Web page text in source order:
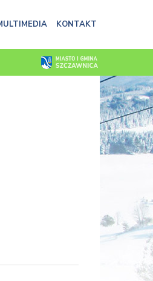
KONTAKT